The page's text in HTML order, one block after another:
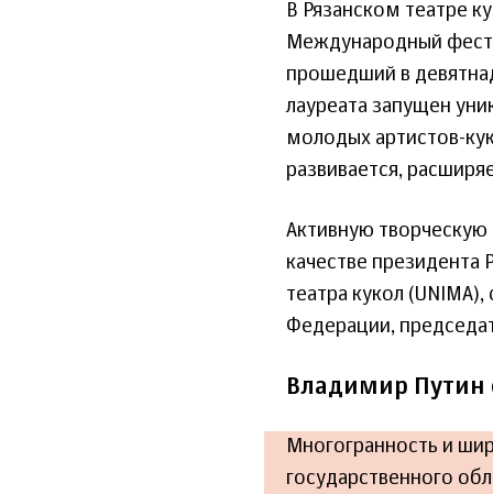
В Рязанском театре
Международный
прошедший в
лауреата запущен
молодых артистов-
развивается,
Активную
качестве
театра кукол
Федерации,
Владимир Путин
Многогранность и
государственного